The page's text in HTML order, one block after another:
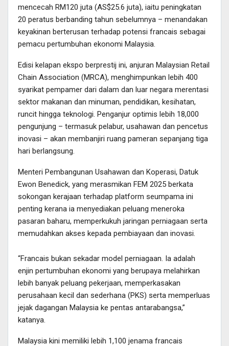
mencecah RM120 juta (AS$25.6 juta), iaitu peningkatan
20 peratus berbanding tahun sebelumnya – menandakan
keyakinan berterusan terhadap potensi francais sebagai
pemacu pertumbuhan ekonomi Malaysia.
Edisi kelapan ekspo berprestij ini, anjuran Malaysian Retail
Chain Association (MRCA), menghimpunkan lebih 400
syarikat pempamer dari dalam dan luar negara merentasi
sektor makanan dan minuman, pendidikan, kesihatan,
runcit hingga teknologi. Penganjur optimis lebih 18,000
pengunjung – termasuk pelabur, usahawan dan pencetus
inovasi – akan membanjiri ruang pameran sepanjang tiga
hari berlangsung.
Menteri Pembangunan Usahawan dan Koperasi, Datuk
Ewon Benedick, yang merasmikan FEM 2025 berkata
sokongan kerajaan terhadap platform seumpama ini
penting kerana ia menyediakan peluang meneroka
pasaran baharu, memperkukuh jaringan perniagaan serta
memudahkan akses kepada pembiayaan dan inovasi.
“Francais bukan sekadar model perniagaan. Ia adalah
enjin pertumbuhan ekonomi yang berupaya melahirkan
lebih banyak peluang pekerjaan, memperkasakan
perusahaan kecil dan sederhana (PKS) serta memperluas
jejak dagangan Malaysia ke pentas antarabangsa,”
katanya.
Malaysia kini memiliki lebih 1,100 jenama francais